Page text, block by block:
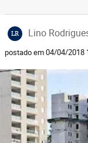
LR Lino
postado em 04/04/2018